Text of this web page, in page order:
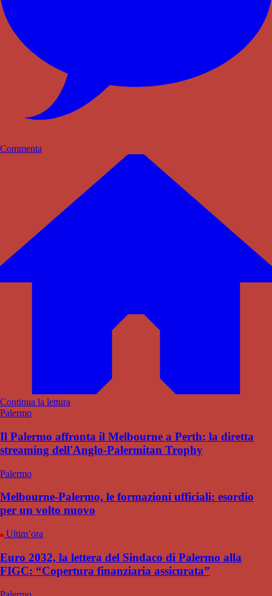
Commenta
Continua la lettura
Palermo
Il Palermo affronta il Melbourne a Perth: la diretta
streaming dell'Anglo-Palermitan Trophy
Palermo
Melbourne-Palermo, le formazioni ufficiali: esordio
per un volto nuovo
Ultim’ora
Euro 2032, la lettera del Sindaco di Palermo alla
FIGC: “Copertura finanziaria assicurata”